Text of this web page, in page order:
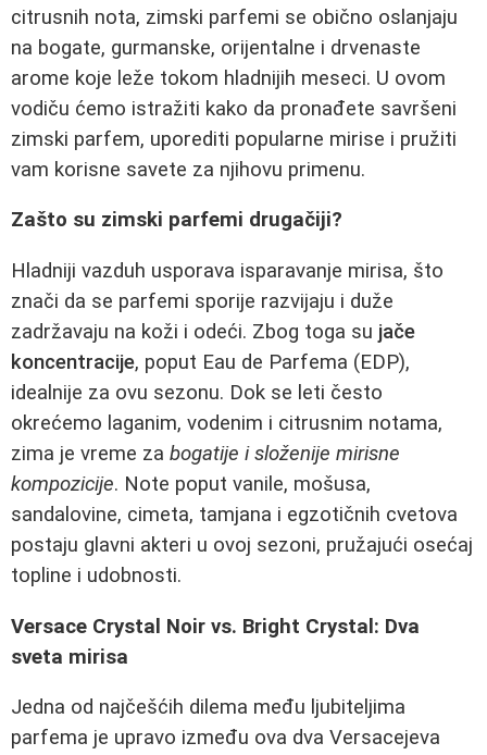
citrusnih nota, zimski parfemi se obično oslanjaju
na bogate, gurmanske, orijentalne i drvenaste
arome koje leže tokom hladnijih meseci. U ovom
vodiču ćemo istražiti kako da pronađete savršeni
zimski parfem, uporediti popularne mirise i pružiti
vam korisne savete za njihovu primenu.
Zašto su zimski parfemi drugačiji?
Hladniji vazduh usporava isparavanje mirisa, što
znači da se parfemi sporije razvijaju i duže
zadržavaju na koži i odeći. Zbog toga su jače
koncentracije, poput Eau de Parfema (EDP),
idealnije za ovu sezonu. Dok se leti često
okrećemo laganim, vodenim i citrusnim notama,
zima je vreme za bogatije i složenije mirisne
kompozicije. Note poput vanile, mošusa,
sandalovine, cimeta, tamjana i egzotičnih cvetova
postaju glavni akteri u ovoj sezoni, pružajući osećaj
topline i udobnosti.
Versace Crystal Noir vs. Bright Crystal: Dva
sveta mirisa
Jedna od najčešćih dilema među ljubiteljima
parfema je upravo između ova dva Versacejeva